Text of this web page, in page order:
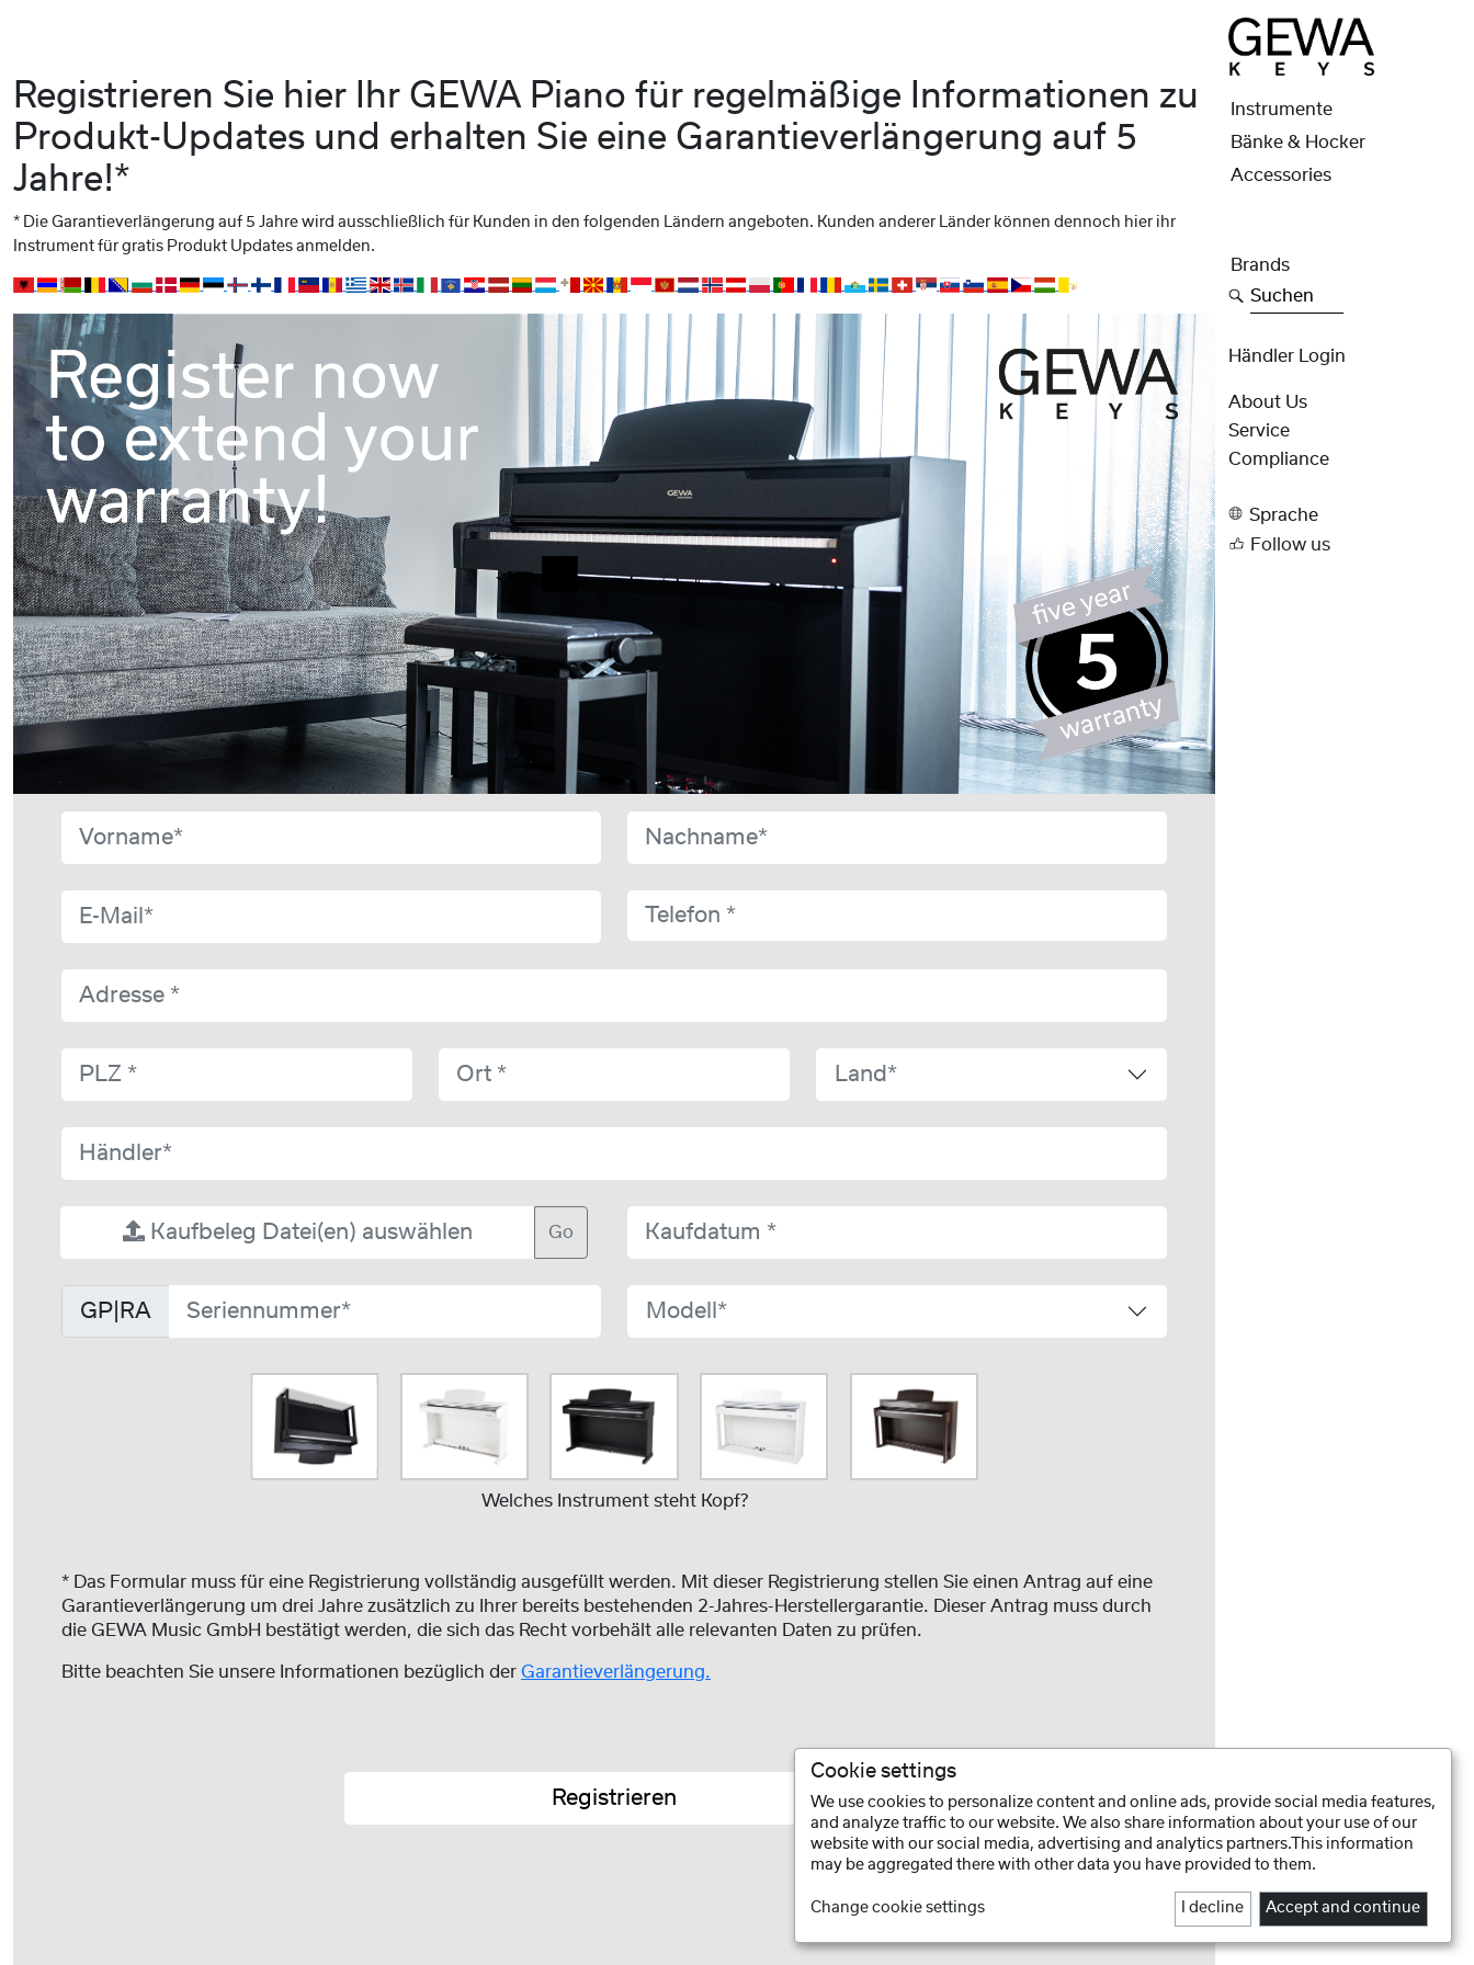
Registrieren Sie hier Ihr GEWA Piano für regelmäßige Informationen zu
Produkt-Updates und erhalten Sie eine Garantieverlängerung auf 5
Jahre!*
* Die Garantieverlängerung auf 5 Jahre wird ausschließlich für Kunden in den folgenden Ländern angeboten. Kunden anderer Länder können dennoch hier ihr
Instrument für gratis Produkt Updates anmelden.
Land*
Kaufbeleg Datei(en) auswählen Go
GP|RA Modell*
Welches Instrument steht Kopf?
* Das Formular muss für eine Registrierung vollständig ausgefüllt werden. Mit dieser Registrierung stellen Sie einen Antrag auf eine
Garantieverlängerung um drei Jahre zusätzlich zu Ihrer bereits bestehenden 2-Jahres-Herstellergarantie. Dieser Antrag muss durch
die GEWA Music GmbH bestätigt werden, die sich das Recht vorbehält alle relevanten Daten zu prüfen.
Bitte beachten Sie unsere Informationen bezüglich der Garantieverlängerung.
Registrieren
Instrumente
Bänke & Hocker
Accessories
Brands
Suchen
Händler Login
About Us
Service
Compliance
Sprache
Follow us
Datenschutzhinweise
Impressum
Cookie settings
We use cookies to personalize content and online ads, provide social media features,
and analyze traffic to our website. We also share information about your use of our
website with our social media, advertising and analytics partners.This information
may be aggregated there with other data you have provided to them.
Change cookie settings I decline Accept and continue